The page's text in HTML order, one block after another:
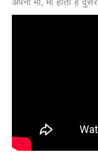
अपनी माँ, माँ होती है